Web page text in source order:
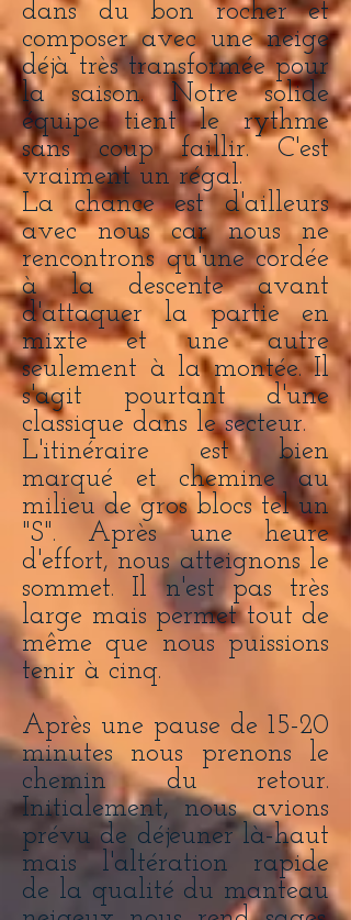
dans du bon rocher et
composer avec une neige
déjà très transformée pour
la saison. Notre solide
équipe tient le rythme
sans coup faillir. C'est
vraiment un régal.
La chance est d'ailleurs
avec nous car nous ne
rencontrons qu'une cordée
à la descente avant
d'attaquer la partie en
mixte et une autre
seulement à la montée. Il
s'agit pourtant d'une
classique dans le secteur.
L'itinéraire est bien
marqué et chemine au
milieu de gros blocs tel un
"S". Après une heure
d'effort, nous atteignons le
sommet. Il n'est pas très
large mais permet tout de
même que nous puissions
tenir à cinq.
Après une pause de 15-20
minutes nous prenons le
chemin du retour.
Initialement, nous avions
prévu de déjeuner là-haut
mais l'altération rapide
de la qualité du manteau